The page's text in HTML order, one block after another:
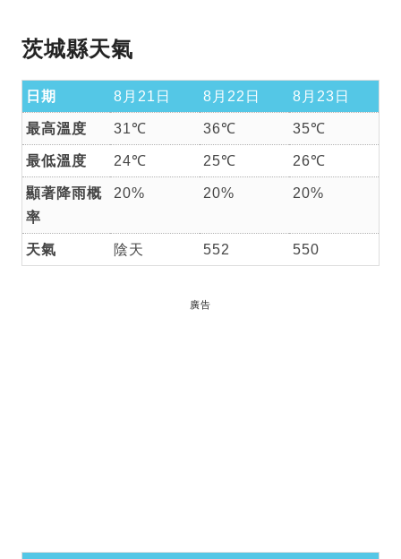
茨城縣天氣
日期 8月21日 8月22日 8月23日
最高溫度 31℃ 36℃ 35℃
最低溫度 24℃ 25℃ 26℃
顯著降雨概
率
20% 20% 20%
天氣 陰天 552 550
廣告